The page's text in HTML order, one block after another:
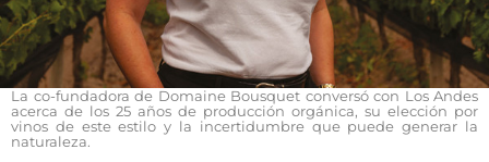
La co-fundadora de Domaine Bousquet conversó con Los Andes
acerca de los 25 años de producción orgánica, su elección por
vinos de este estilo y la incertidumbre que puede generar la
naturaleza.